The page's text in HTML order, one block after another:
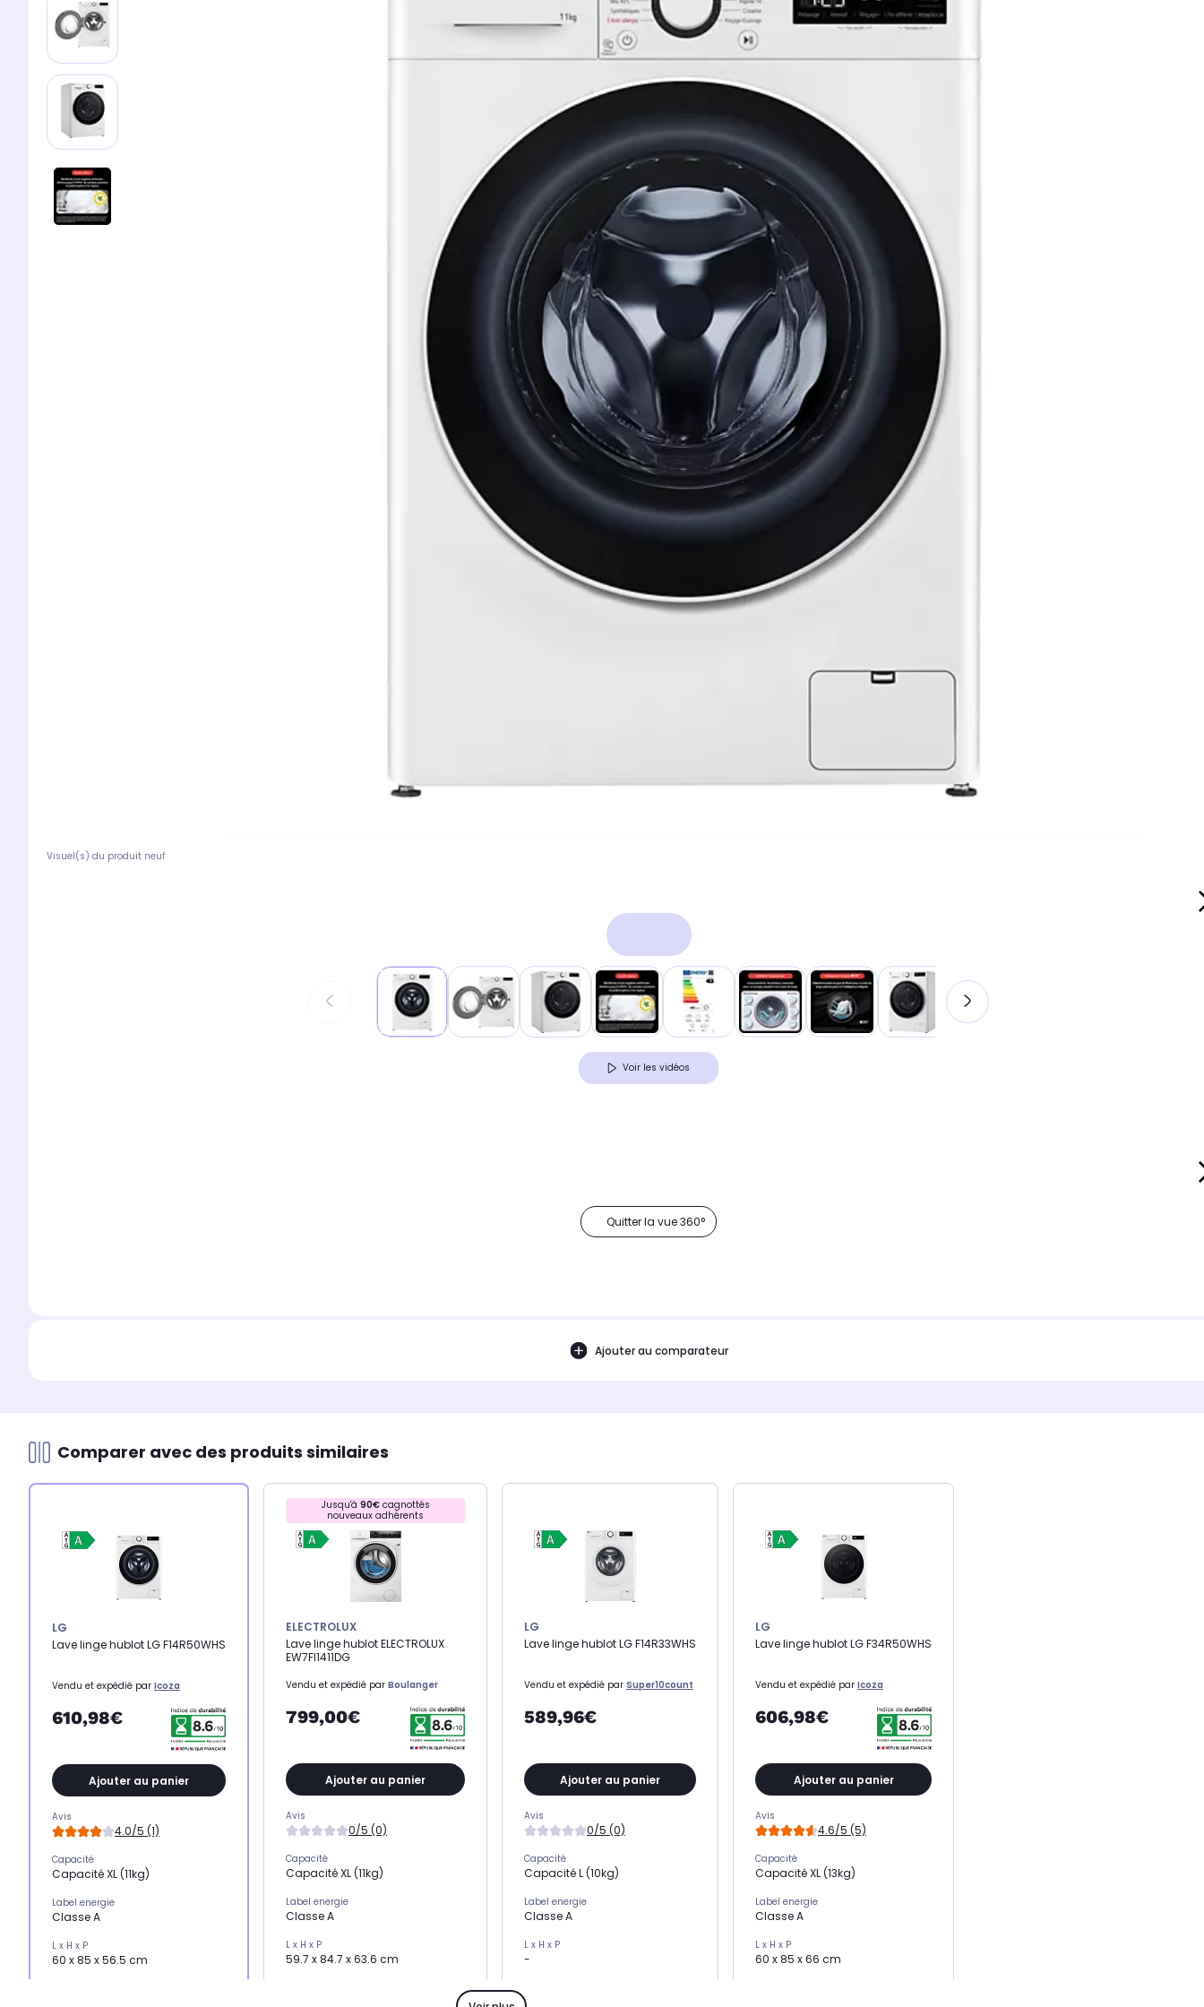
Visuel(s) du produit neuf
Voir les vidéos
Quitter la vue 360°
Ajouter au comparateur
Comparer avec des produits similaires
LG
Lave linge hublot LG F14R50WHS
Vendu et expédié par Icoza
610,98€
Ajouter au panier
Avis
4.0/5 (1)
Capacité
Capacité XL (11kg)
Label energie
Classe A
L x H x P
60 x 85 x 56.5 cm
Jusqu'à 90€cagnottés
nouveaux adhérents
ELECTROLUX
Lave linge hublot ELECTROLUX
EW7FI1411DG
Vendu et expédié par Boulanger
799,00€
Ajouter au panier
Avis
0/5 (0)
Capacité
Capacité XL (11kg)
Label energie
Classe A
L x H x P
59.7 x 84.7 x 63.6 cm
LG
Lave linge hublot LG F14R33WHS
Vendu et expédié par Super10count
589,96€
Ajouter au panier
Avis
0/5 (0)
Capacité
Capacité L (10kg)
Label energie
Classe A
L x H x P
-
Essorage élevé (1400 trs)
LG
Lave linge hublot LG F34R50WHS
Vendu et expédié par Icoza
606,98€
Ajouter au panier
Avis
4.6/5 (5)
Capacité
Capacité XL (13kg)
Label energie
Classe A
L x H x P
60 x 85 x 66 cm